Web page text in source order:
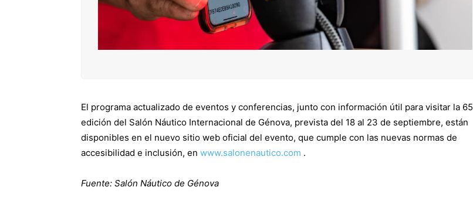
El programa actualizado de eventos y conferencias, junto con información útil para visitar la 65
edición del Salón Náutico Internacional de Génova, prevista del 18 al 23 de septiembre, están
disponibles en el nuevo sitio web oficial del evento, que cumple con las nuevas normas de
accesibilidad e inclusión, en www.salonenautico.com .
Fuente: Salón Náutico de Génova